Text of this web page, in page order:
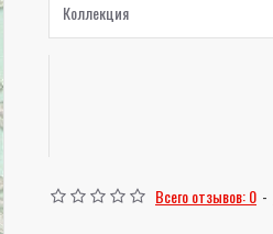
Коллекция
Всего отзывов: 0 -